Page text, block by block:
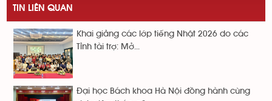
TIN LIÊN QUAN
Khai giảng các lớp tiếng Nhật 2026 do các
Tỉnh tài trợ: Mở...
Đại học Bách khoa Hà Nội đồng hành cùng